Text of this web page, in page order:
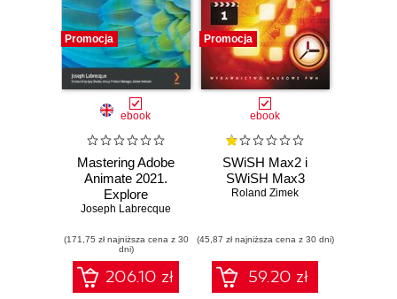
Promocja
ebook
Mastering Adobe
Animate 2021.
Explore
professional
best practices to
design vivid
animations and
interactive content
Joseph Labrecque
(171,75 zł najniższa cena z 30
dni)
206.10 zł
Promocja
ebook
SWiSH Max2 i
SWiSH Max3
Roland Zimek
(45,87 zł najniższa cena z 30 dni)
59.20 zł